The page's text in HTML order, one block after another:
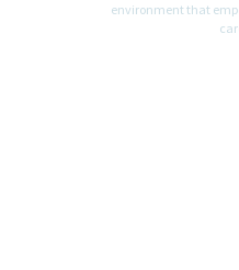
environment that